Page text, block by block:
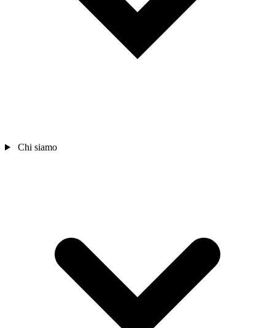
Chi siamo